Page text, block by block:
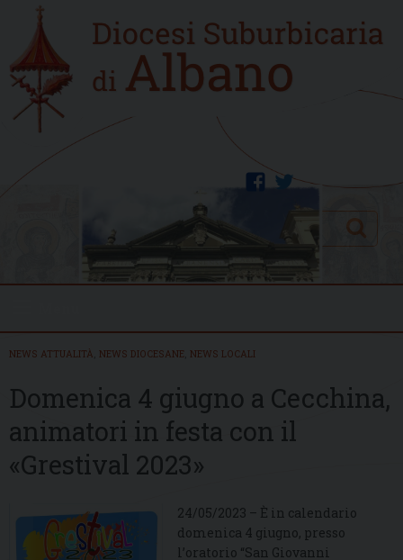
content
Home
new
twitter
facebook
Search
NEWS ATTUALITÀ NEWS DIOCESANE NEWS LOCALI
Domenica 4 giugno a Cecchina,
animatori in festa con il
«Grestival 2023»
24/05/2023 – È in calendario
domenica 4 giugno, presso
l’oratorio “San Giovanni